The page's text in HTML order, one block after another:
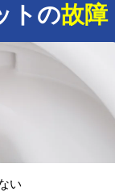
トの故障
い